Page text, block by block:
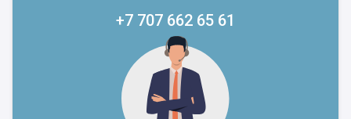
+7 707 662 65 61